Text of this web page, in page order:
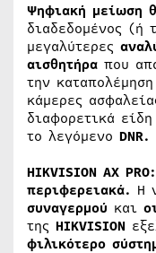
Ψηφιακή μείωση
διαδεδομένος (ή
μεγαλύτερες
αισθητήρα που
την
κάμερες
διαφορετικά είδη
το λεγόμενο DNR.
HIKVISION AX
περιφερειακά. Η
συναγερμού και
της HIKVISION
φιλικότερο